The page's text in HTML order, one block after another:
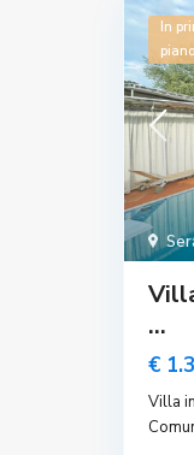
In
piano
...
€
Villa